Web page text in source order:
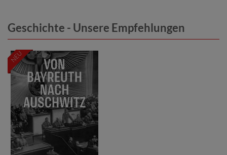
Geschichte - Unsere Empfehlungen
NEU